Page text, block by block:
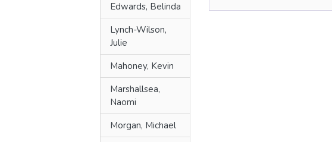
Edwards, Belinda
Lynch-Wilson,
Julie
Mahoney, Kevin
Marshallsea,
Naomi
Morgan, Michael